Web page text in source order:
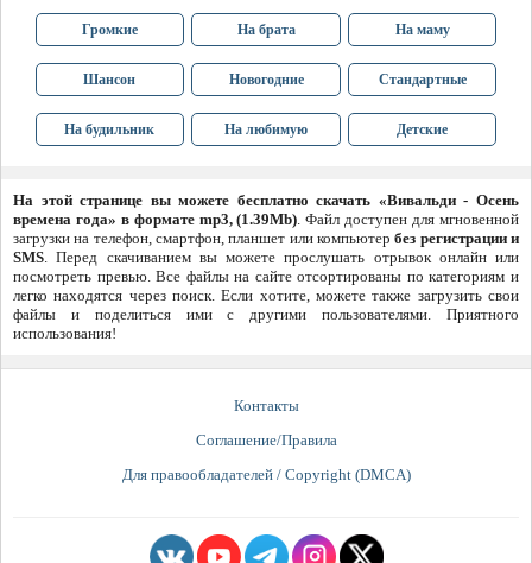
Громкие На брата На маму
Шансон Новогодние Стандартные
На будильник На любимую Детские
На этой странице вы можете бесплатно скачать «Вивальди - Осень
времена года» в формате mp3, (1.39Mb). Файл доступен для мгновенной
загрузки на телефон, смартфон, планшет или компьютербез регистрации и
SMS. Перед скачиванием вы можете прослушать отрывок онлайн или
посмотреть превью. Все файлы на сайте отсортированы по категориям и
легко находятся через поиск. Если хотите, можете также загрузить свои
файлы и поделиться ими с другими пользователями. Приятного
использования!
Контакты
Соглашение/Правила
Для правообладателей / Copyright (DMCA)